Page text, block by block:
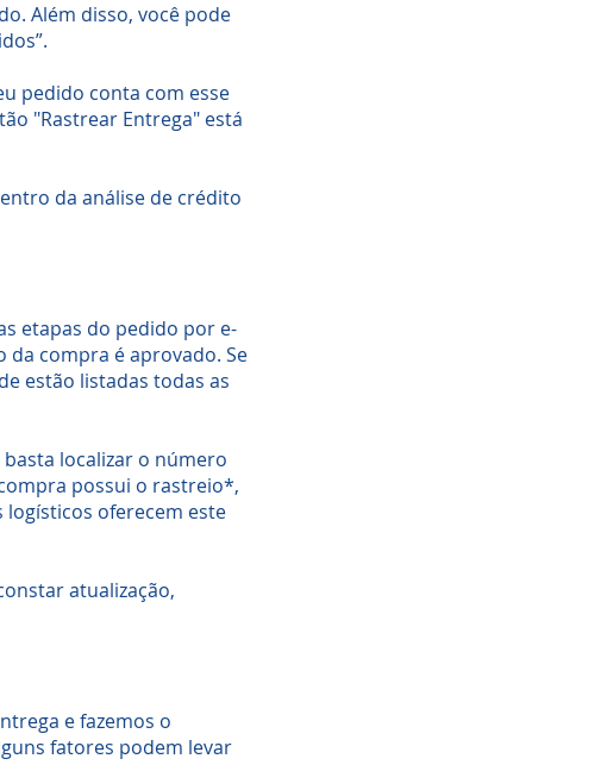
Além disso, você pode
pedido conta com esse
"Rastrear Entrega" está
da análise de crédito
etapas do pedido por e-
da compra é aprovado. Se
estão listadas todas as
localizar o número
possui o rastreio*,
oferecem este
atualização,
e fazemos o
fatores podem levar